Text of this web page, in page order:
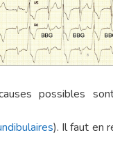
possibles
). Il faut en